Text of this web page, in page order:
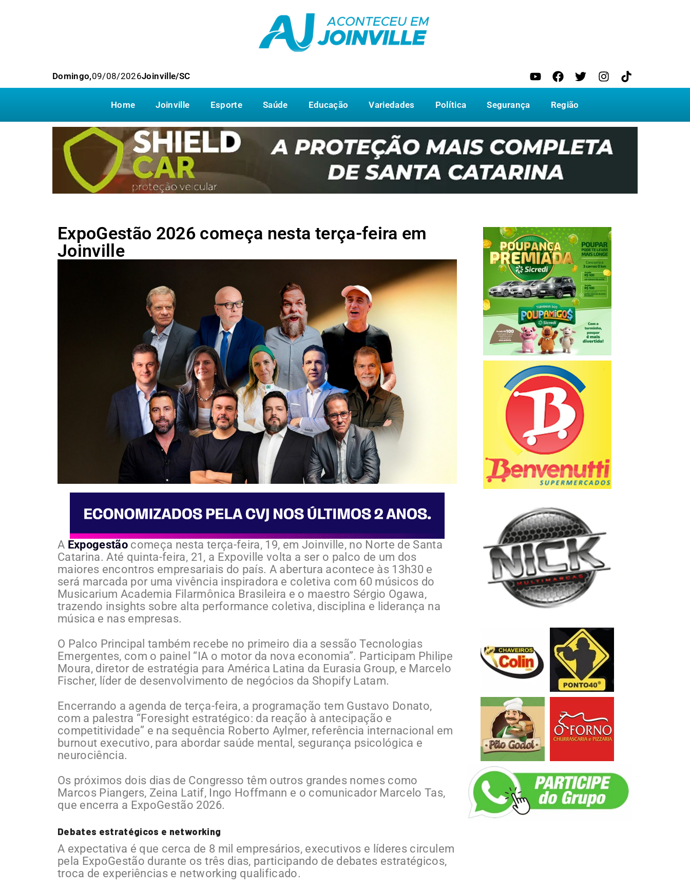
Domingo,09/08/2026Joinville/SC
Home Joinville Esporte Saúde Educação Variedades Política Segurança Região
ExpoGestão 2026 começa nesta terça-feira em
Joinville
A Expogestão começa nesta terça-feira, 19, em Joinville, no Norte de Santa
Catarina. Até quinta-feira, 21, a Expoville volta a ser o palco de um dos
maiores encontros empresariais do país. A abertura acontece às 13h30 e
será marcada por uma vivência inspiradora e coletiva com 60 músicos do
Musicarium Academia Filarmônica Brasileira e o maestro Sérgio Ogawa,
trazendo insights sobre alta performance coletiva, disciplina e liderança na
música e nas empresas.
O Palco Principal também recebe no primeiro dia a sessão Tecnologias
Emergentes, com o painel “IA o motor da nova economia”. Participam Philipe
Moura, diretor de estratégia para América Latina da Eurasia Group, e Marcelo
Fischer, líder de desenvolvimento de negócios da Shopify Latam.
Encerrando a agenda de terça-feira, a programação tem Gustavo Donato,
com a palestra “Foresight estratégico: da reação à antecipação e
competitividade” e na sequência Roberto Aylmer, referência internacional em
burnout executivo, para abordar saúde mental, segurança psicológica e
neurociência.
Os próximos dois dias de Congresso têm outros grandes nomes como
Marcos Piangers, Zeina Latif, Ingo Hoffmann e o comunicador Marcelo Tas,
que encerra a ExpoGestão 2026.
Debates estratégicos e networking
A expectativa é que cerca de 8 mil empresários, executivos e líderes circulem
pela ExpoGestão durante os três dias, participando de debates estratégicos,
troca de experiências e networking qualificado.